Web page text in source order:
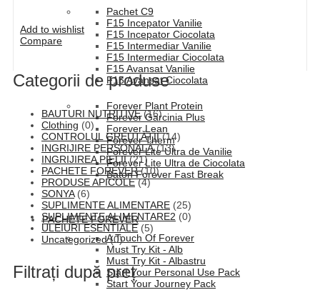
Pachet C9
F15 Incepator Vanilie
F15 Incepator Ciocolata
F15 Intermediar Vanilie
F15 Intermediar Ciocolata
F15 Avansat Vanilie
F15 Avansat Ciocolata
Forever Plant Protein
Forever Garcinia Plus
Forever Lean
Forever Therm
Forever Lite Ultra de Vanilie
Forever Lite Ultra de Ciocolata
Baton Forever Fast Break
PACHETE FOREVER
A Touch Of Forever
Must Try Kit - Alb
Must Try Kit - Albastru
Start Your Personal Use Pack
Start Your Journey Pack
Add to wishlist
Compare
Categorii de produse
BAUTURI NUTRITIVE (16)
Clothing (0)
CONTROLUL GREUTĂȚII (14)
INGRIJIRE PERSONALĂ (13)
INGRIJIREA PIELII (21)
PACHETE FOREVER (10)
PRODUSE APICOLE (4)
SONYA (6)
SUPLIMENTE ALIMENTARE (25)
SUPLIMENTE ALIMENTARE2 (0)
ULEIURI ESENTIALE (5)
Uncategorized (0)
Filtrați după preț